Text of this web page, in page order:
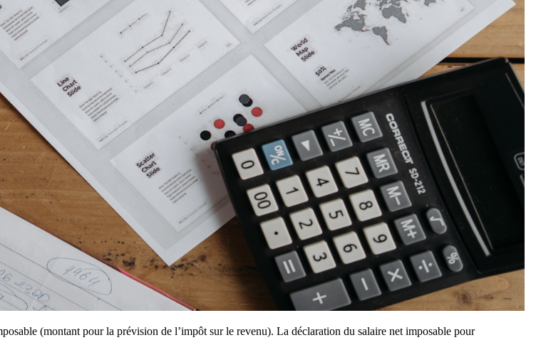
(montant pour la prévision de l’impôt sur le revenu). La déclaration du salaire net imposable pour